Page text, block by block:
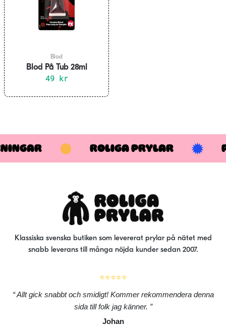
Blod
Blod På Tub 28ml
49 kr
ROLIGA PRYLAR
Klassiska svenska butiken som levererat prylar på nätet med
snabb leverans till många nöjda kunder sedan 2007.
⭐⭐⭐⭐⭐
Allt gick snabbt och smidigt! Kommer rekommendera denna
sida till folk jag känner.
Johan